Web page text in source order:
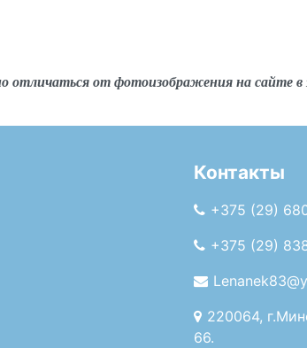
отличаться от фотоизображения на сайте
Контакты
+375 (29)
+375 (29)
220064,
66.